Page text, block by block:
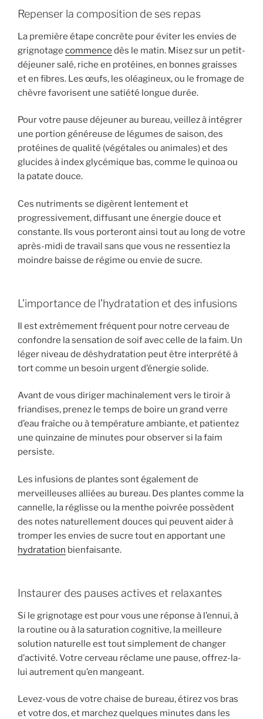
Repenser la composition de ses repas
La première étape concrète pour éviter les envies de
grignotage commence dès le matin. Misez sur un petit-
déjeuner salé, riche en protéines, en bonnes graisses
et en fibres. Les œufs, les oléagineux, ou le fromage de
chèvre favorisent une satiété longue durée.
Pour votre pause déjeuner au bureau, veillez à intégrer
une portion généreuse de légumes de saison, des
protéines de qualité (végétales ou animales) et des
glucides à index glycémique bas, comme le quinoa ou
la patate douce.
Ces nutriments se digèrent lentement et
progressivement, diffusant une énergie douce et
constante. Ils vous porteront ainsi tout au long de votre
après-midi de travail sans que vous ne ressentiez la
moindre baisse de régime ou envie de sucre.
L’importance de l’hydratation et des infusions
Il est extrêmement fréquent pour notre cerveau de
confondre la sensation de soif avec celle de la faim. Un
léger niveau de déshydratation peut être interprété à
tort comme un besoin urgent d’énergie solide.
Avant de vous diriger machinalement vers le tiroir à
friandises, prenez le temps de boire un grand verre
d’eau fraîche ou à température ambiante, et patientez
une quinzaine de minutes pour observer si la faim
persiste.
Les infusions de plantes sont également de
merveilleuses alliées au bureau. Des plantes comme la
cannelle, la réglisse ou la menthe poivrée possèdent
des notes naturellement douces qui peuvent aider à
tromper les envies de sucre tout en apportant une
hydratation bienfaisante.
Instaurer des pauses actives et relaxantes
Si le grignotage est pour vous une réponse à l’ennui, à
la routine ou à la saturation cognitive, la meilleure
solution naturelle est tout simplement de changer
d’activité. Votre cerveau réclame une pause, offrez-la-
lui autrement qu’en mangeant.
Levez-vous de votre chaise de bureau, étirez vos bras
et votre dos, et marchez quelques minutes dans les